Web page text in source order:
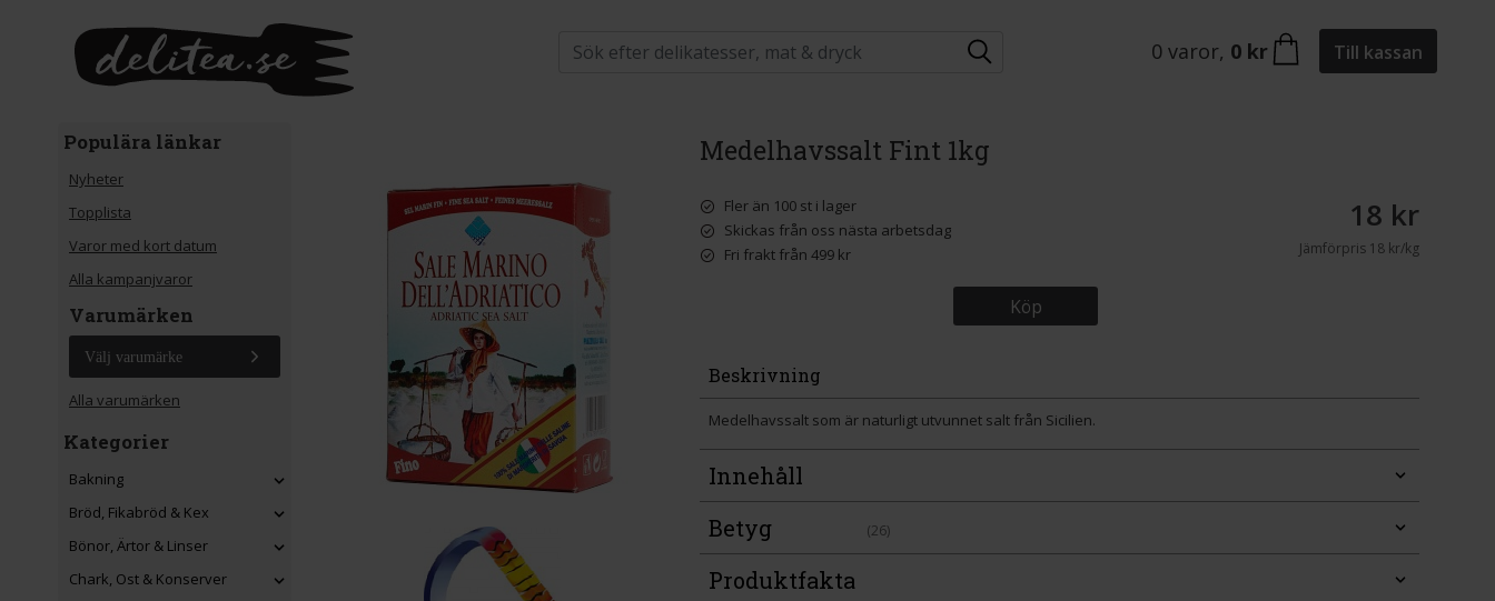
0 varor, 0 kr Till kassan
Populära länkar
Nyheter
Topplista
Varor med kort datum
Alla kampanjvaror
Varumärken
Välj varumärke
Alla varumärken
Kategorier
Bakning
Bröd, Fikabröd & Kex
Bönor, Ärtor & Linser
Chark, Ost & Konserver
Medelhavssalt Fint 1kg
Fler än 100 st i lager
Skickas från oss nästa arbetsdag
Fri frakt från 499 kr
18 kr
Jämförpris18 kr/kg
Köp
Beskrivning
Medelhavssalt som är naturligt utvunnet salt från Sicilien.
Innehåll
Betyg
(26)
Produktfakta